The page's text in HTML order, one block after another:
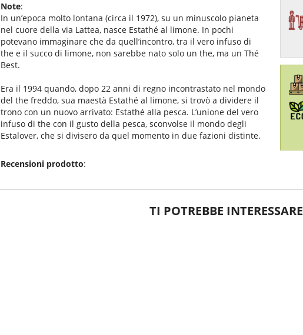
Note:
In un’epoca molto lontana (circa il 1972), su un minuscolo pianeta
nel cuore della via Lattea, nasce Estathé al limone. In pochi
potevano immaginare che da quell’incontro, tra il vero infuso di
the e il succo di limone, non sarebbe nato solo un the, ma un Thé
Best.
Era il 1994 quando, dopo 22 anni di regno incontrastato nel mondo
del the freddo, sua maestà Estathé al limone, si trovò a dividere il
trono con un nuovo arrivato: Estathé alla pesca. L’unione del vero
infuso di the con il gusto della pesca, sconvolse il mondo degli
Estalover, che si divisero da quel momento in due fazioni distinte.
Recensioni prodotto:
TI POTREBBE